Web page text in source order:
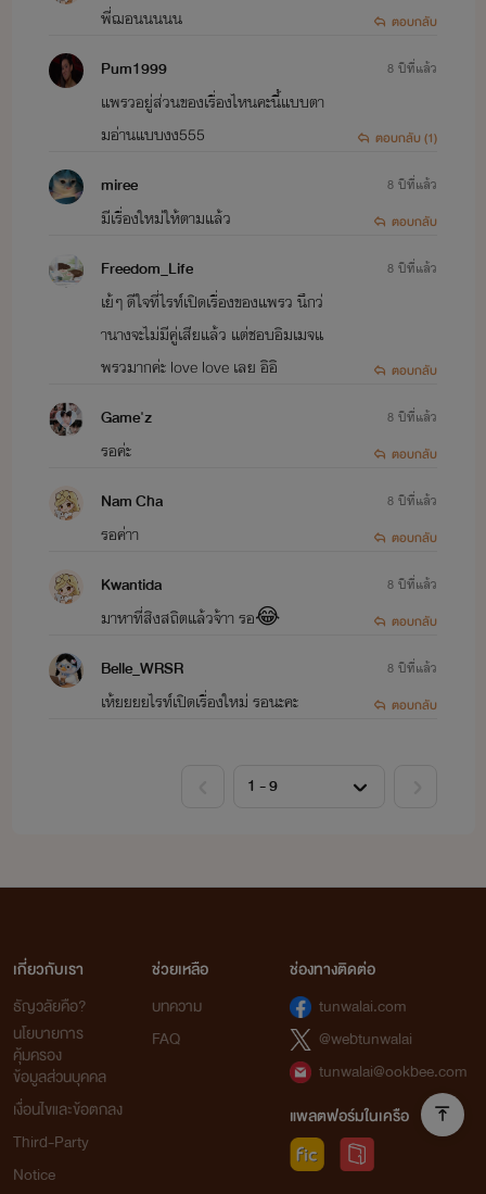
พี่ฌอนนนนน
ตอบกลับ
Pum1999
แพรวอยู่ส่วนของเรื่องไหนคะนี้แบบตา
มอ่านแบบงง555
8 ปีที่แล้ว
ตอบกลับ (1)
miree
มีเรื่องใหม่ให้ตามแล้ว
8 ปีที่แล้ว
ตอบกลับ
Freedom_Life
เย้ๆ ดีใจที่ไรท์เปิดเรื่องของแพรว นึกว่
านางจะไม่มีคู่เสียแล้ว แต่ชอบอิมเมจแ
พรวมากค่ะ love love เลย อิอิ
8 ปีที่แล้ว
ตอบกลับ
Game'z
รอค่ะ
8 ปีที่แล้ว
ตอบกลับ
Nam Cha
รอค่าา
8 ปีที่แล้ว
ตอบกลับ
Kwantida
มาหาที่สิงสถิตแล้วจ้าา รอ😂
8 ปีที่แล้ว
ตอบกลับ
Belle_WRSR
เห้ยยยยไรท์เปิดเรื่องใหม่ รอนะคะ
8 ปีที่แล้ว
ตอบกลับ
เกี่ยวกับเรา
ธัญวลัยคือ?
นโยบายการ
คุ้มครอง
ข้อมูลส่วนบุคคล
เงื่อนไขและข้อตกลง
Third-Party
Notice
ช่วยเหลือ
บทความ
FAQ
ช่องทางติดต่อ
tunwalai.com
@webtunwalai
tunwalai@ookbee.com
แพลตฟอร์มในเครือ